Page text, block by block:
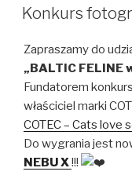
W
Konkurs
Zapraszamy do
„BALTIC FELINE
Fundatorem
właściciel marki
COTEC – Cats love
Do wygrania jest
NEBU X!!!